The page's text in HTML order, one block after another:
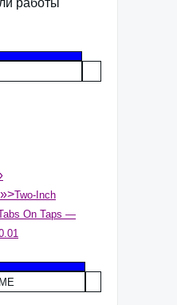
работы
Two-Inch
On Taps —